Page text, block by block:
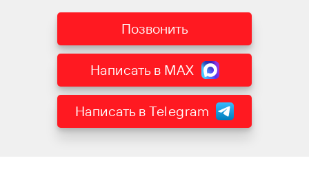
Позвонить
Написать в MAX
Написать в Telegram